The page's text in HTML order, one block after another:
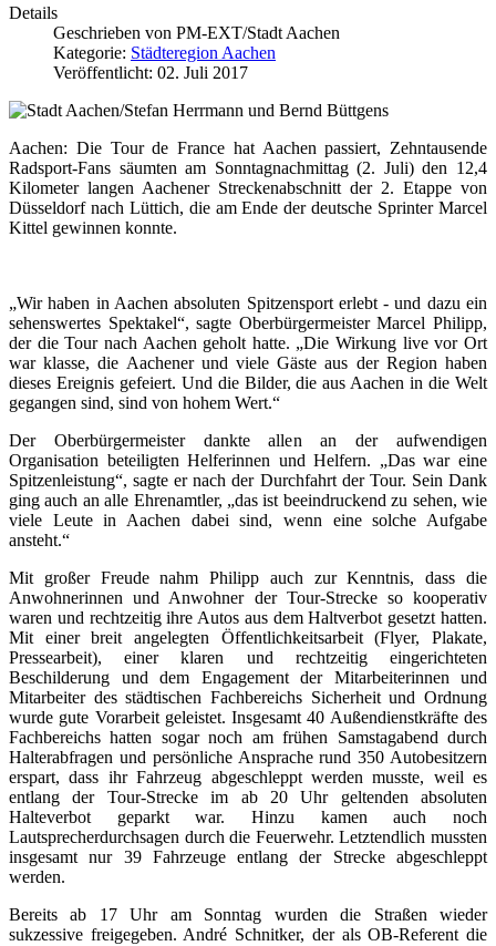
Details
Geschrieben von PM-EXT/Stadt Aachen
Kategorie: Städteregion Aachen
Veröffentlicht: 02. Juli 2017
Aachen: Die Tour de France hat Aachen passiert, Zehntausende
Radsport-Fans säumten am Sonntagnachmittag (2. Juli) den 12,4
Kilometer langen Aachener Streckenabschnitt der 2. Etappe von
Düsseldorf nach Lüttich, die am Ende der deutsche Sprinter Marcel
Kittel gewinnen konnte.
„Wir haben in Aachen absoluten Spitzensport erlebt - und dazu ein
sehenswertes Spektakel“, sagte Oberbürgermeister Marcel Philipp,
der die Tour nach Aachen geholt hatte. „Die Wirkung live vor Ort
war klasse, die Aachener und viele Gäste aus der Region haben
dieses Ereignis gefeiert. Und die Bilder, die aus Aachen in die Welt
gegangen sind, sind von hohem Wert.“
Der Oberbürgermeister dankte allen an der aufwendigen
Organisation beteiligten Helferinnen und Helfern. „Das war eine
Spitzenleistung“, sagte er nach der Durchfahrt der Tour. Sein Dank
ging auch an alle Ehrenamtler, „das ist beeindruckend zu sehen, wie
viele Leute in Aachen dabei sind, wenn eine solche Aufgabe
ansteht.“
Mit großer Freude nahm Philipp auch zur Kenntnis, dass die
Anwohnerinnen und Anwohner der Tour-Strecke so kooperativ
waren und rechtzeitig ihre Autos aus dem Haltverbot gesetzt hatten.
Mit einer breit angelegten Öffentlichkeitsarbeit (Flyer, Plakate,
Pressearbeit), einer klaren und rechtzeitig eingerichteten
Beschilderung und dem Engagement der Mitarbeiterinnen und
Mitarbeiter des städtischen Fachbereichs Sicherheit und Ordnung
wurde gute Vorarbeit geleistet. Insgesamt 40 Außendienstkräfte des
Fachbereichs hatten sogar noch am frühen Samstagabend durch
Halterabfragen und persönliche Ansprache rund 350 Autobesitzern
erspart, dass ihr Fahrzeug abgeschleppt werden musste, weil es
entlang der Tour-Strecke im ab 20 Uhr geltenden absoluten
Halteverbot geparkt war. Hinzu kamen auch noch
Lautsprecherdurchsagen durch die Feuerwehr. Letztendlich mussten
insgesamt nur 39 Fahrzeuge entlang der Strecke abgeschleppt
werden.
Bereits ab 17 Uhr am Sonntag wurden die Straßen wieder
sukzessive freigegeben. André Schnitker, der als OB-Referent die